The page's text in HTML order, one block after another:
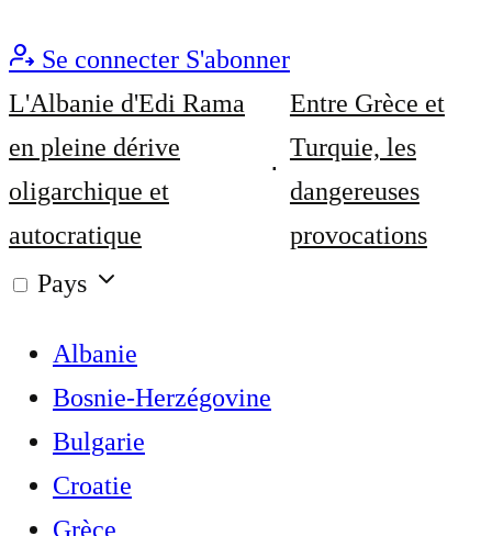
Se connecter S'abonner
L'Albanie d'Edi Rama
en pleine dérive
oligarchique et
autocratique
Entre Grèce et
Turquie, les
dangereuses
provocations
Pays
Albanie
Bosnie-Herzégovine
Bulgarie
Croatie
Grèce